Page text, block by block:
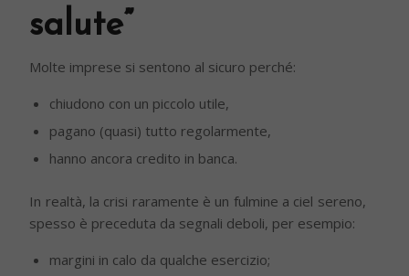
salute”
Molte imprese si sentono al sicuro perché:
chiudono con un piccolo utile,
pagano (quasi) tutto regolarmente,
hanno ancora credito in banca.
In realtà, la crisi raramente è un fulmine a ciel sereno,
spesso è preceduta da segnali deboli, per esempio:
margini in calo da qualche esercizio;